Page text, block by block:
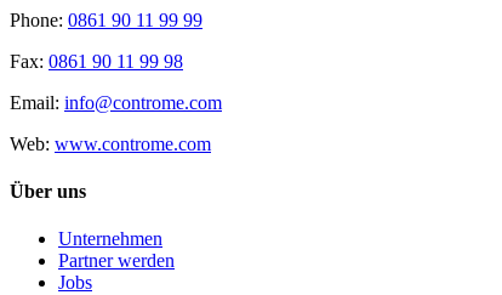
Phone: 0861 90 11 99 99
Fax: 0861 90 11 99 98
Email: info@controme.com
Web: www.controme.com
Über uns
Unternehmen
Partner werden
Jobs